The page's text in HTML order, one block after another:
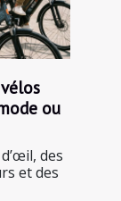
ou
des
et des